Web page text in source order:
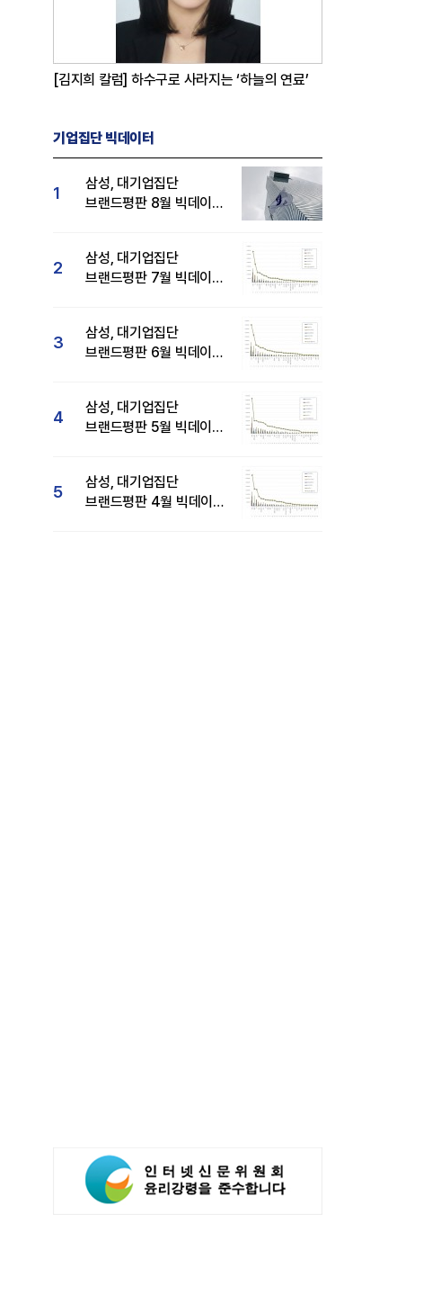
[김지희 칼럼] 하수구로 사라지는 ‘하늘의 연료’
기업집단 빅데이터
1
삼성, 대기업집단
브랜드평판 8월 빅데이터
2
삼성, 대기업집단
브랜드평판 7월 빅데이터
3
삼성, 대기업집단
브랜드평판 6월 빅데이터
4
삼성, 대기업집단
브랜드평판 5월 빅데이터
5
삼성, 대기업집단
브랜드평판 4월 빅데이터